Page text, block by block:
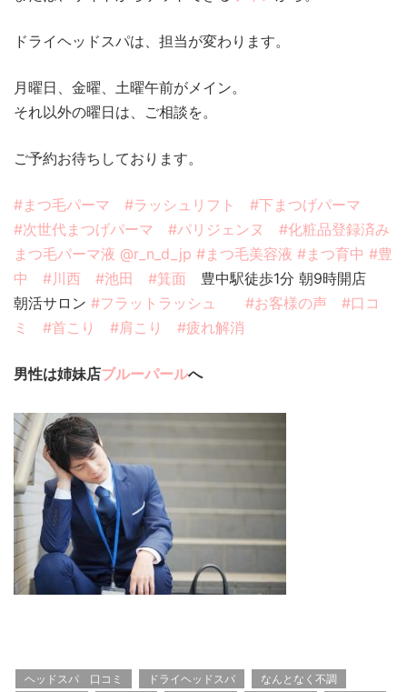
ドライヘッドスパは、担当が変わります。
月曜日、金曜、土曜午前がメイン。
それ以外の曜日は、ご相談を。
ご予約お待ちしております。
#まつ毛パーマ #ラッシュリフト
#下まつげパーマ
#次世代まつげパーマ
#パリジェンヌ
#化粧品登録済み
まつ毛パーマ液 @r_n_d_jp #まつ毛美容液 #まつ育中 #豊
中
#川西 #池田 #箕面 豊中駅徒歩1分 朝9時開店
朝活サロン #フラットラッシュ #お客様の声
#口コ
ミ
#首こり #肩こり #疲れ解消
男性は姉妹店ブルーパールへ
ヘッドスパ 口コミ ドライヘッドスパ
なんとなく不調